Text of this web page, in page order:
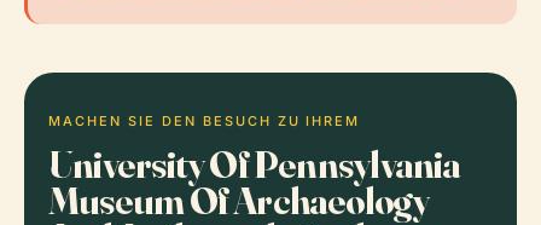
MACHEN SIE DEN BESUCH ZU IHREM
University Of Pennsylvania
Museum Of Archaeology